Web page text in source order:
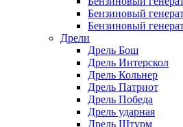
Бензиновый
Бензиновый
Дрели
Дрель Бош
Дрель Интерскол
Дрель Кольнер
Дрель Патриот
Дрель Победа
Дрель ударная
Дрель Штурм